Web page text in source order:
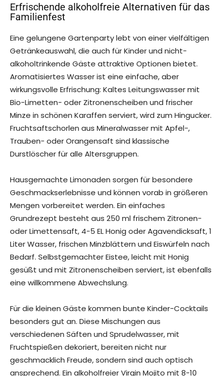
Erfrischende alkoholfreie Alternativen für das
Familienfest
Eine gelungene Gartenparty lebt von einer vielfältigen
Getränkeauswahl, die auch für Kinder und nicht-
alkoholtrinkende Gäste attraktive Optionen bietet.
Aromatisiertes Wasser ist eine einfache, aber
wirkungsvolle Erfrischung: Kaltes Leitungswasser mit
Bio-Limetten- oder Zitronenscheiben und frischer
Minze in schönen Karaffen serviert, wird zum Hingucker.
Fruchtsaftschorlen aus Mineralwasser mit Apfel-,
Trauben- oder Orangensaft sind klassische
Durstlöscher für alle Altersgruppen.
Hausgemachte Limonaden sorgen für besondere
Geschmackserlebnisse und können vorab in größeren
Mengen vorbereitet werden. Ein einfaches
Grundrezept besteht aus 250 ml frischem Zitronen-
oder Limettensaft, 4-5 EL Honig oder Agavendicksaft, 1
Liter Wasser, frischen Minzblättern und Eiswürfeln nach
Bedarf. Selbstgemachter Eistee, leicht mit Honig
gesüßt und mit Zitronenscheiben serviert, ist ebenfalls
eine willkommene Abwechslung.
Für die kleinen Gäste kommen bunte Kinder-Cocktails
besonders gut an. Diese Mischungen aus
verschiedenen Säften und Sprudelwasser, mit
Fruchtspießen dekoriert, bereiten nicht nur
geschmacklich Freude, sondern sind auch optisch
ansprechend. Ein alkoholfreier Virgin Mojito mit 8-10